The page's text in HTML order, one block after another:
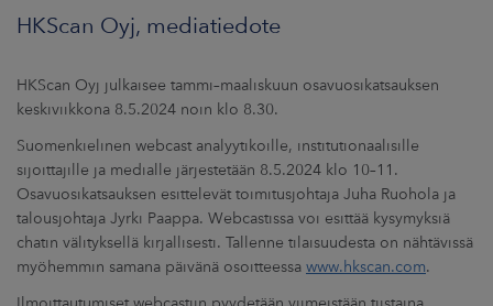
UUTISHUONE
HKScan Oyj, mediatiedote
HKScan Oyj julkaisee tammi–maaliskuun osavuosikatsauksen
keskiviikkona 8.5.2024 noin klo 8.30.
Suomenkielinen webcast analyytikoille, institutionaalisille
sijoittajille ja medialle järjestetään 8.5.2024 klo 10–11.
Osavuosikatsauksen esittelevät toimitusjohtaja Juha Ruohola ja
talousjohtaja Jyrki Paappa. Webcastissa voi esittää kysymyksiä
chatin välityksellä kirjallisesti. Tallenne tilaisuudesta on nähtävissä
myöhemmin samana päivänä osoitteessa www.hkscan.com.